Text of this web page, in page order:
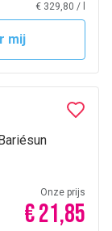
€ 329,80 /
mij
Onze prijs
€ 21,85